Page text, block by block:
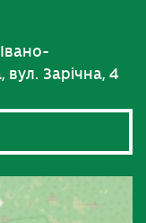
вул. Зарічна, 4